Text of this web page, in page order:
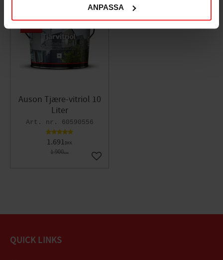
ANPASSA
Auson Tjære-vitriol 10
Liter
60590556
1.691DKK
1.900DKK
11%
Gem som favorit
QUICK LINKS